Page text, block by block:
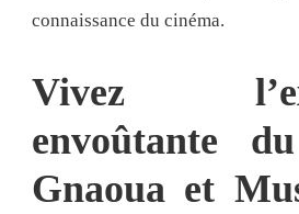
connaissance du cinéma.
Vivez
envoûtante
Gnaoua et